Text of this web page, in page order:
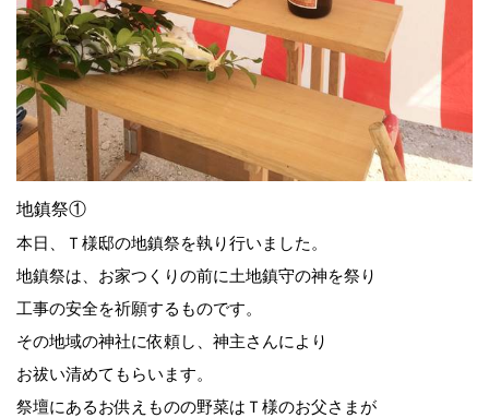
地鎮祭①
本日、Ｔ様邸の地鎮祭を執り行いました。
地鎮祭は、お家つくりの前に土地鎮守の神を祭り
工事の安全を祈願するものです。
その地域の神社に依頼し、神主さんにより
お祓い清めてもらいます。
祭壇にあるお供えものの野菜はＴ様のお父さまが